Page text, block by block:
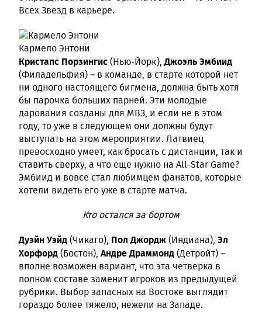
Всех Звезд в карьере.
Кармело Энтони
Кристапс Порзингис(Нью-Йорк),Джоэль Эмбиид
(Филадельфия) – в команде, в старте которой нет
ни одного настоящего бигмена, должна быть хотя
бы парочка больших парней. Эти молодые
дарования созданы для МВЗ, и если не в этом
году, то уже в следующем они должны будут
выступать на этом мероприятии. Латвиец
превосходно умеет, как бросать с дистанции, так и
ставить сверху, а что еще нужно на All-Star Game?
Эмбиид и вовсе стал любимцем фанатов, которые
хотели видеть его уже в старте матча.
Кто остался за бортом
Дуэйн Уэйд(Чикаго), Пол Джордж(Индиана), Эл
Хорфорд(Бостон), Андре Драммонд(Детройт) –
вполне возможен вариант, что эта четверка в
полном составе заменит игроков из предыдущей
рубрики. Выбор запасных на Востоке выглядит
гораздо более тяжело, нежели на Западе.